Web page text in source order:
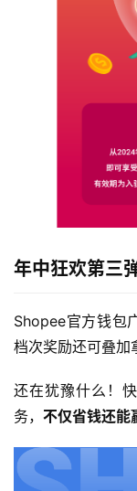
年中狂欢第三
Shopee官方钱包
档次奖励还可叠加
还在犹豫什么！
务， 不仅省钱还能